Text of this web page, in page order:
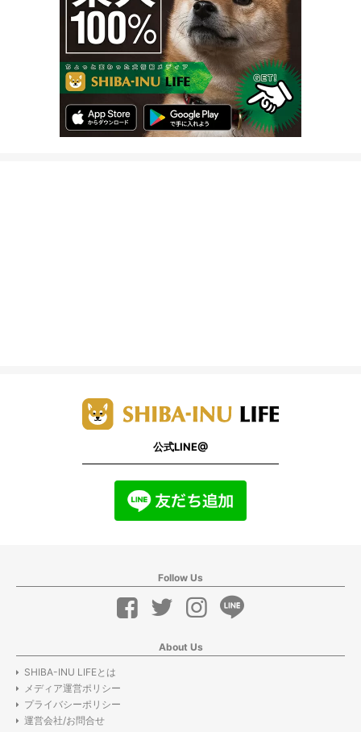
公式LINE@
Follow Us
About Us
SHIBA-INU LIFEとは
メディア運営ポリシー
プライバシーポリシー
運営会社/お問合せ